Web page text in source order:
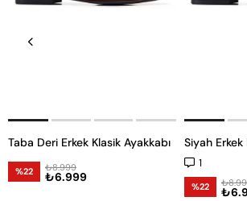
Taba Deri Erkek Klasik Ayakkabı
%22 ₺6.999
₺8.999
Siyah Erkek
1
%22